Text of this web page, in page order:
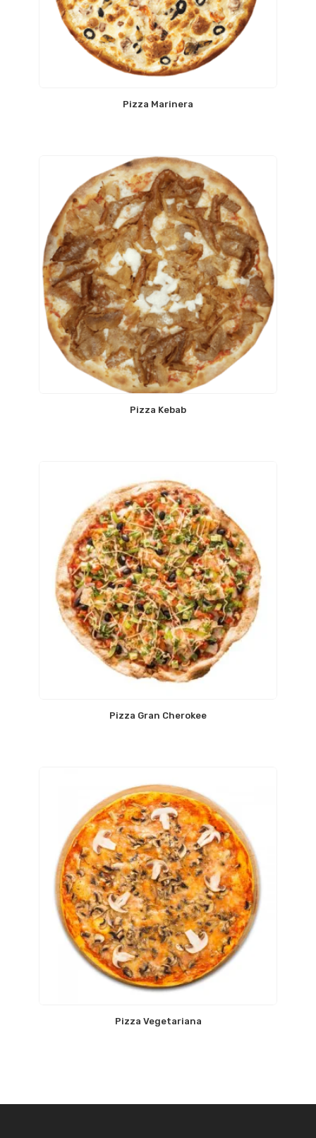
Pizza Marinera
Pizza Kebab
Pizza Gran Cherokee
Pizza Vegetariana